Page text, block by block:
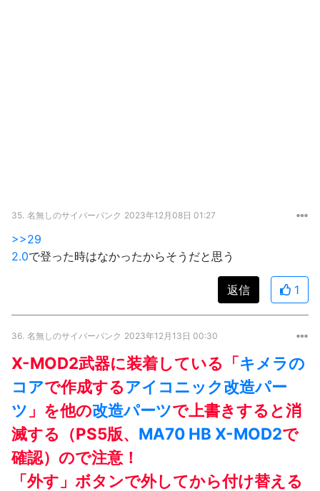
35. 名無しのサイバーパンク 2023年12月08日 01:27
>>29
2.0で登った時はなかったからそうだと思う
返信 1
36. 名無しのサイバーパンク 2023年12月13日 00:30
X-MOD2武器に装着している「キメラの
コアで作成するアイコニック改造パー
ツ 」を他の改造パーツで上書きすると消
滅する（PS5版、 MA70 HB X-MOD2で
確認）ので注意！
「外す」ボタンで外してから付け替える